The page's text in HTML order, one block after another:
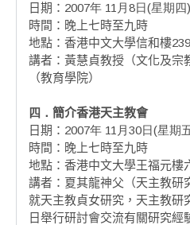
日期： 2007年 11月8日(星期四)
時間：晚上七時至九時
地點：香港中文大學信和樓
講者：黃慧貞教授（文化及宗
（教育學院）
四． 簡介香港天主教會
日期： 2007年 11月30日(星期
時間：晚上七時至九時
地點：香港中文大學王福元樓
講者：夏其龍神父（天主教研
就天主教貞女研究，天主教研
日舉行研討會交流有關研究經